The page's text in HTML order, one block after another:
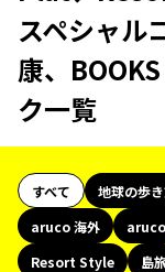
スペシャル
康、
ク一覧
すべて 地球の歩
aruco 海外
Resort Style
島